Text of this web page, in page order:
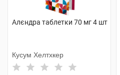
Алєндра таблетки 70 мг 4 шт
Кусум Хелтхкер